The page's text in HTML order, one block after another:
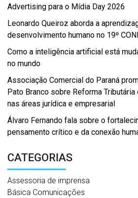
Advertising para o Mídia Day 2026
Leonardo Queiroz aborda a
desenvolvimento humano no 19º
Como a inteligência artificial está
no mundo
Associação Comercial do Paraná
Pato Branco sobre Reforma
nas áreas jurídica e empresarial
Álvaro Fernando fala sobre o
pensamento crítico e da conexão
CATEGORIAS
Assessoria de imprensa
Básica Comunicações